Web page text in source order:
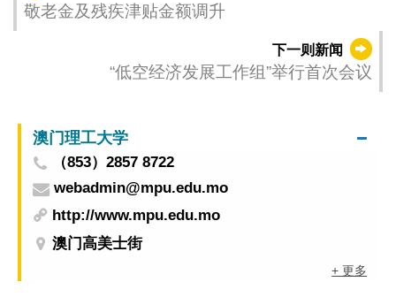
敬老金及残疾津贴金额调升
下一则新闻
“低空经济发展工作组”举行首次会议
澳门理工大学
（853）2857 8722
webadmin@mpu.edu.mo
http://www.mpu.edu.mo
澳门高美士街
+ 更多